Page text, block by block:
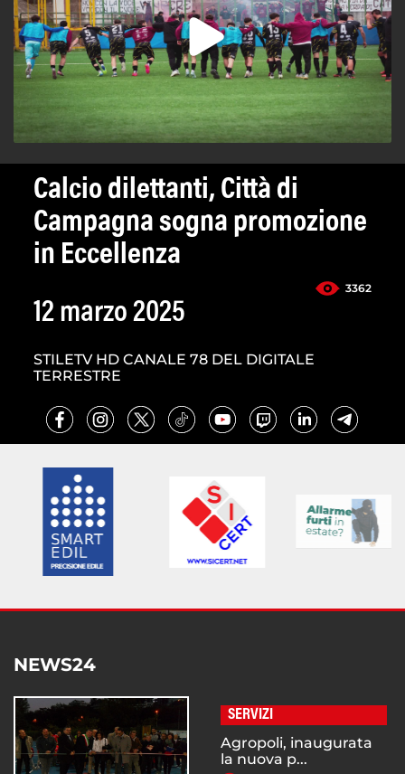
Calcio dilettanti, Città di
Campagna sogna promozione
in Eccellenza
3362
12 marzo 2025
STILETV HD CANALE 78 DEL DIGITALE
TERRESTRE
NEWS24
SERVIZI
Agropoli, inaugurata
la nuova p...